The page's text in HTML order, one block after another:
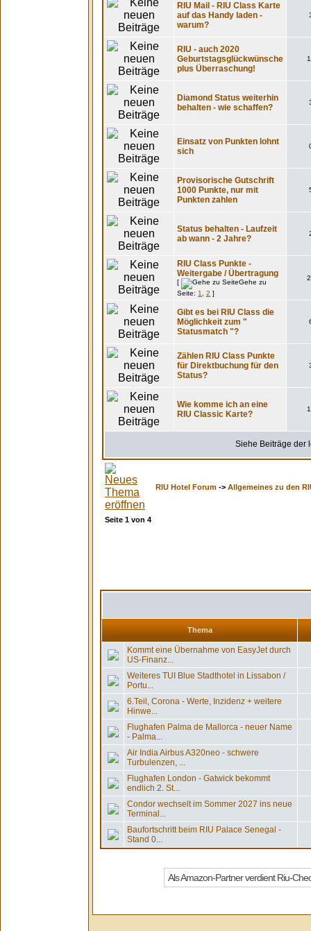
RIU Mail - RIU Class Karte
auf das Handy laden -
warum?
RIU - auch 2020
Geburtstagsglückwünsche
plus Überraschung!
Diamond Status weiterhin
behalten - wie schaffen?
Einsatz von Punkten lohnt
sich
Provisorische Gutschrift
1000 Punkte, nur mit
Punkten zahlen
Status behalten - Laufzeit
ab wann - 2 Jahre?
RIU Class Punkte -
Weitergabe / Übertragung
[
Gehe zu
Seite: 1 2 ]
Gibt es bei RIU Class die
Möglichkeit zum "
Statusmatch "?
Zählen RIU Class Punkte
für Direktbuchung für den
Status?
Wie komme ich an eine
RIU Classic Karte?
Siehe Beiträge der
RIU Hotel Forum -> Allgemeines zu den
Seite 1 von 4
Thema
Kommt eine Übernahme von EasyJet durch
US-Finanz...
Weiteres TUI Blue Stadthotel in Lissabon /
Portu...
6.Teil, Corona - Werte, Inzidenz + weitere
Hinwe...
Flughafen Palma de Mallorca - neuer Name
- Palma...
Air India Airbus A320neo - schwere
Turbulenzen, ...
Flughafen London - Gatwick bekommt
endlich 2. St...
Condor wechselt im Sommer 2027 ins neue
Terminal...
Baufortschritt beim RIU Palace Senegal -
Stand 0...